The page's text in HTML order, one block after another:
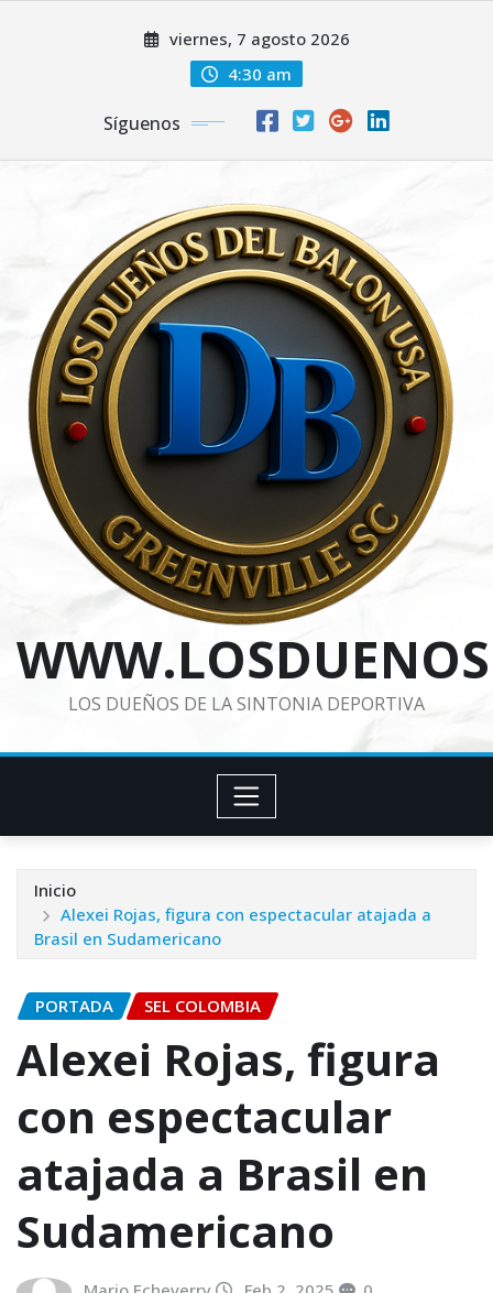
viernes, 7 agosto 2026
4:30 am
Síguenos
LOS DUEÑOS DE LA SINTONIA DEPORTIVA
Inicio
Alexei Rojas, figura con espectacular atajada a
Brasil en Sudamericano
PORTADA SEL COLOMBIA
Alexei Rojas, figura
con espectacular
atajada a Brasil en
Sudamericano